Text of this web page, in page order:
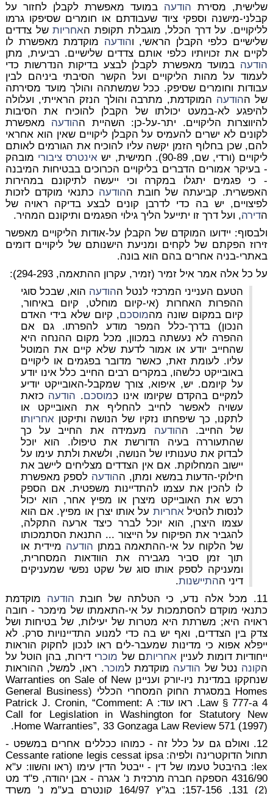
שלישית, מסירת הודעה במועד מאפשרת לקבלן לחזור על
קבלני-מישנה וספקי ציוד שעבודתם או חומרים שסיפקו גרמו
לליקויים. על דרך הכלל, מוגבלת תקופת האחריותשל צדדים
שלישיים כלפי הקבלן הראשי, והודעה מוקדמת מאפשרת לו
לקיים את זכויותיו כלפי אותם צדדים שלישיים. רביעית, מתן
הודעה במועד מאפשרת לקבלן לבצע בדיקות הנדרשות כדי
לעמוד על מהות הליקויים ועל הקשר הסיבתי ביניהם לבין
עבודות וחומרים שסיפק. ככל שמשתהה והולך מועד מסירתה
של ההודעה המוקדמת, מתרבה והולך הנזק הראייתי, ועלולה
להיפגע לא-במעט יכולתו של הקבלן להוכיח את הסיבות
להיווצרות הליקויים. יתר-על-כן: השהיית ההודעה מאפשרת
לקונים לא ישרים להעמיס על הקבלן ליקויים שאין הוא אחראי
להם, שכן בחלוף הזמן יקשה עליו להוכיח את הגורמים לאותם
ליקויים (ורדי, שם, 90-89). חמישית, יש
אינטרס ציבורי מובהק
- בעיקר אמורים הדברים בליקויים הכרוכים בבטיחות המיבנה
- כי פגמים יתגלו במקרה וכי ייעשה לתיקונם במהירות
האפשרית. קביעתה של חובת ההודעה כתנאי מוקדם לזכות
לפיצויים, יש בה כדי לדרבן קונים לבצע בדיקה ראויה של
הדירה, ועל דרך זו יתייעל הליך גילוי הפגמים ותיקונם המהיר.
ולבסוף: יידועו המוקדם של הקבלן על-אודות הליקויים מאפשר
זירוז הפקתם של לקחים ומניעת הישנותם של ליקויים דומים
באתרי-בניה אחרים בהם הוא בונה.
על כל אלה אמר איל זמיר (זמיר, עקרון ההתאמה, 294-293):
הטעם הענייני המרכזי לנטל ההודעה הוא, שבכל סוגי
ההפרות האחרות (אי-קיום מוחלט, קיום באיחור,
קיום במקום שונה מהמוסכם, קיום שלא בידי האדם
הנכון) בדרך-כלל המפר מודע להפרתו. גם אם
ההפרה לא נעשתה במכוון, מכל מקום ההנחה היא
שהחייב יודע או אמור לדעת שלא קיים את המוטל
עליו. לעומת זאת, כאשר מדובר בפגמים או ליקויים
באובייקט כלשהו, במקרים רבים החייב כלל אינו יודע
על קיומם. יש, איפוא, צורך שמקבל-האובייקט יודיע
למקיים בהקדם שקיומו אינו כמוסכם. הודעה כזאת
עשויה לאפשר לחייב להחליף את האובייקט או
לתקנו, כך שיפחתו נזקיו של הנושה ותיקטן אחריותו
של החייב. ההודעה מעמידה את החייב על כך
שהתעוררה בעיה הדורשת את טיפולו. הוא יוכל
לבדוק את טענותיו של הנושה, ולשאת ולתת עימו על
יישוב המחלוקת. אם אין הצדדים מצליחים ליישב את
חילוקי-הדעות במשא ומתן, ההודעה לספק מאפשרת
לו להכין את עצמו להתדיינות משפטית. אם הספק
רכש את האובייקט מיצרן או מפיץ אחר, הוא יכול
לנסות להטיל אחריות על אותו יצרן או מפיץ. אם הוא
עצמו היצרן, הוא יוכל לברר כיצד ארעה התקלה,
להגביר את הפיקוח על הייצור ... התנאת הסתמכותו
של הלקוח על אי-ההתאמה במתן הודעה מיידית או
תוך זמן סביר מגבירה את הוודאות המסחרית,
ומעניקה לספק אותו סוג של שקט נפשי שמעניקים
דיני ההתיישנות.
11. מכל אלה נדע, כי הטלתה של חובת
הודעה מוקדמת
כתנאי מוקדם להסתמכות על אי-התאמתו של מימכר - חובה
ראויה היא; משרתת היא מטרות של יעילות, של בטיחות ושל
צדק בין הצדדים, ואף יש בה כדי למנוע התדיינויות סרק. לא
ייפלא אפוא כי מדינות שמעבר-לים ראו לנכון לחקוק הוראות
ייחודיות דומות לעניין אחריותם של מוכרי דירות, בהן הוטל על
הקונה נטל של הודעה מוקדמת למוכר. ראו, למשל, ההוראות
שנחקקו במדינת ניו-יורק ועניינן Warranties on Sale of New
Homes במסגרת החוק המסחרי הכללי (General Business
Law § 777-a 4. ראו עוד: Patrick J. Cronin, “Comment: A
Call for Legislation in Washington for Statutory New
Home Warranties”, 33 Gonzaga Law Review 571 (1997).
12. ואולם גם על כלל זה - כמוהו ככללים אחרים במשפט -
תחול הדוקטרינה ולפיה: Cessante ratione legis cessat ipsa
lex: בהיבטל טעמו של דין - ייבטל הדין עימו (ראו והשוו: ע"א
4316/90 הספקה חברה מרכזית נ' אגרה - אבן יהודה, פ"ד מט
(2) 131, 157-156; בג"ץ 164/97 קונטרם בע"מ נ' משרד